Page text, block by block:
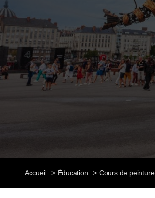
Accueil Éducation Cours de peinture